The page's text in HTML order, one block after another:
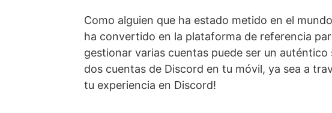
Como alguien que ha estado metido en el
ha convertido en la plataforma de referencia
gestionar varias cuentas puede ser un
dos cuentas de Discord en tu móvil, ya sea a
tu experiencia en Discord!